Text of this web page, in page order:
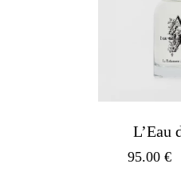
L’Eau
95.00 €